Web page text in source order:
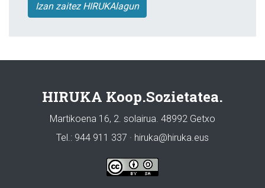
Izan zaitez HIRUKAlagun
HIRUKA Koop.Sozietatea.
Martikoena 16, 2. solairua. 48992 Getxo
Tel.: 944 911 337 · hiruka@hiruka.eus